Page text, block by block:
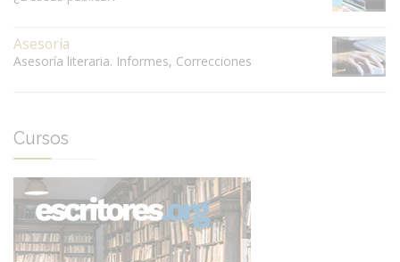
Asesoría
Asesoría literaria. Informes, Correcciones
Cursos